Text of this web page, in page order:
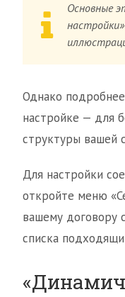
Основные
Однако
настройке — для
структуры вашей
Для настройки
откройте меню
вашему договору
списка